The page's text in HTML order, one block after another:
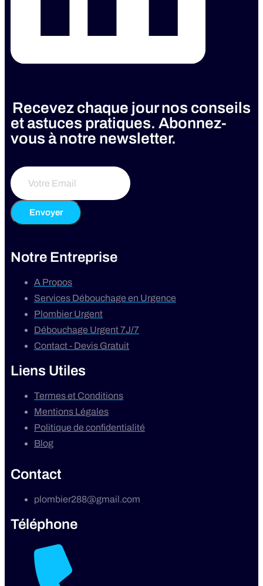
Recevez chaque jour nos conseils
et astuces pratiques. Abonnez-
vous à notre newsletter.
Envoyer
Notre Entreprise
A Propos
Services Débouchage en Urgence
Plombier Urgent
Débouchage Urgent 7J/7
Contact - Devis Gratuit
Liens Utiles
Termes et Conditions
Mentions Légales
Politique de confidentialité
Blog
Contact
plombier288@gmail.com
Téléphone